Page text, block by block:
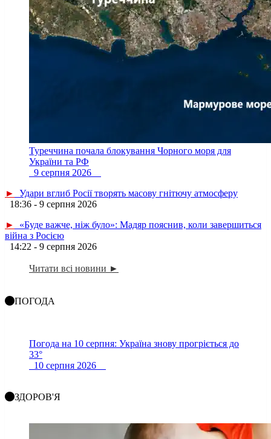
Туреччина почала блокування Чорного моря для
України та РФ
9 серпня 2026
►
Удари вглиб Росії творять масову гнітючу атмосферу
18:36 - 9 серпня 2026
►
«Буде важче, ніж було»: Мадяр пояснив, коли завершиться
війна з Росією
14:22 - 9 серпня 2026
Читати всі новини ►
ПОГОДА
Погода на 10 серпня: Україна знову прогріється до
33°
10 серпня 2026
ЗДОРОВ'Я